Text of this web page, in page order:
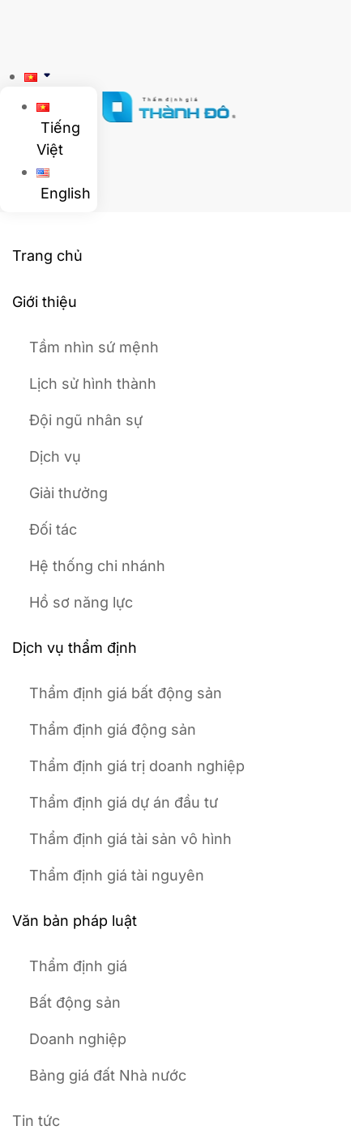
Tiếng
Việt
English
Trang chủ
Giới thiệu
Tầm nhìn sứ mệnh
Lịch sử hình thành
Đội ngũ nhân sự
Dịch vụ
Giải thưởng
Đối tác
Hệ thống chi nhánh
Hồ sơ năng lực
Dịch vụ thẩm định
Thẩm định giá bất động sản
Thẩm định giá động sản
Thẩm định giá trị doanh nghiệp
Thẩm định giá dự án đầu tư
Thẩm định giá tài sản vô hình
Thẩm định giá tài nguyên
Văn bản pháp luật
Thẩm định giá
Bất động sản
Doanh nghiệp
Bảng giá đất Nhà nước
Tin tức